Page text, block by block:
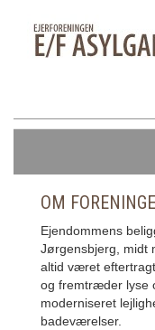
OM
Ejendommens
Jørgensbjerg, midt
altid været
og fremtræder lyse
moderniseret
badeværelser.